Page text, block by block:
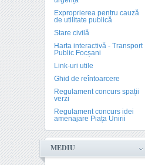
Exproprierea pentru cauză
de utilitate publică
Stare civilă
Harta interactivă - Transport
Public Focșani
Link-uri utile
Ghid de reîntoarcere
Regulament concurs spații
verzi
Regulament concurs idei
amenajare Piața Unirii
MEDIU